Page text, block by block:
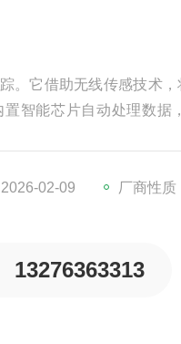
。它借助无线传感技术
智能芯片自动处理数
防腐蚀等特性，适应复
02-09 厂商性质
13276363313